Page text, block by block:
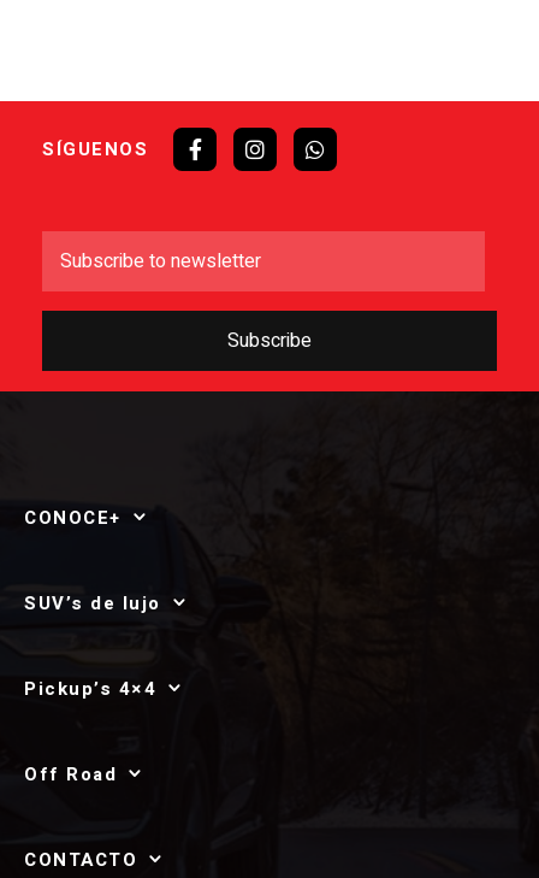
SÍGUENOS
Subscribe
CONOCE+
SUV’s de lujo
Pickup’s 4×4
Off Road
CONTACTO